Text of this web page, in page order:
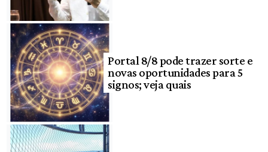
Portal 8/8 pode trazer sorte e
novas oportunidades para 5
signos; veja quais